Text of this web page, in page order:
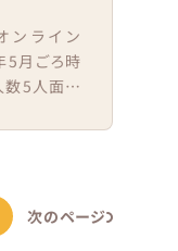
ライン
5月ごろ時
5人面接
次のページ